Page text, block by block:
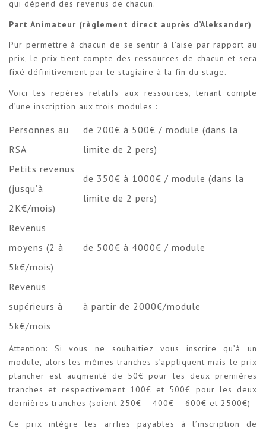
qui dépend des revenus de chacun.
Part Animateur (règlement direct auprès d’Aleksander)
Pur permettre à chacun de se sentir à l’aise par rapport au
prix, le prix tient compte des ressources de chacun et sera
fixé définitivement par le stagiaire à la fin du stage.
Voici les repères relatifs aux ressources, tenant compte
d’une inscription aux trois modules :
Personnes au
RSA
de 200€ à 500€ / module (dans la
limite de 2 pers)
Petits revenus
(jusqu’à
2K€/mois)
de 350€ à 1000€ / module (dans la
limite de 2 pers)
Revenus
moyens (2 à
5k€/mois)
de 500€ à 4000€ / module
Revenus
supérieurs à
5k€/mois
à partir de 2000€/module
Attention: Si vous ne souhaitiez vous inscrire qu’à un
module, alors les mêmes tranches s’appliquent mais le prix
plancher est augmenté de 50€ pour les deux premières
tranches et respectivement 100€ et 500€ pour les deux
dernières tranches (soient 250€ – 400€ – 600€ et 2500€)
Ce prix intègre les arrhes payables à l’inscription de